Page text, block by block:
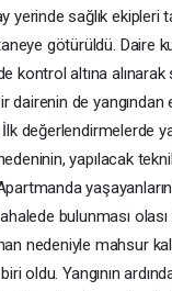
sağlık ekipleri
götürüldü. Daire
altına alınarak
de yangından
değerlendirmelerde
yapılacak
bulunması
nedeniyle mahsur
oldu. Yangının